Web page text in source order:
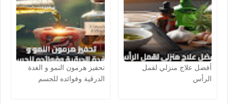
أفضل علاج منزلي لقمل
الرأس
تحفيز هرمون النمو و الغدة
الدرقية وفوائده للجسم